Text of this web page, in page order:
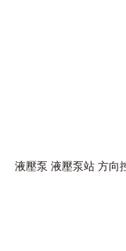
液壓泵 液壓泵站 方向